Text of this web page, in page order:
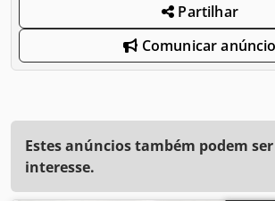
Partilhar
Comunicar anúncio
Estes anúncios também podem
interesse.